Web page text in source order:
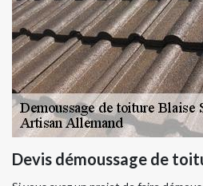
Devis démoussage de